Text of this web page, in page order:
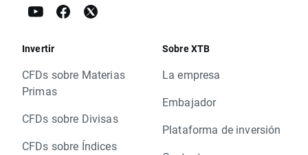
Invertir
CFDs sobre Materias
Primas
CFDs sobre Divisas
CFDs sobre Índices
Sobre XTB
La empresa
Embajador
Plataforma de inversión